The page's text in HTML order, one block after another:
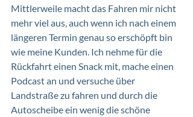
Mittlerweile macht das Fahren mir nicht
mehr viel aus, auch wenn ich nach einem
längeren Termin genau so erschöpft bin
wie meine Kunden. Ich nehme für die
Rückfahrt einen Snack mit, mache einen
Podcast an und versuche über
Landstraße zu fahren und durch die
Autoscheibe ein wenig die schöne